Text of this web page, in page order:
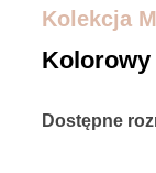
Kolekcja
Kolorowy
Dostępne